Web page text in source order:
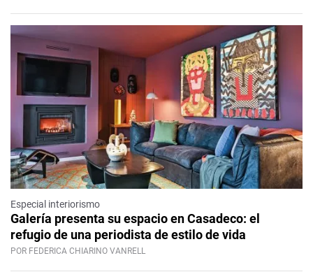
Especial interiorismo
Galería presenta su espacio en Casadeco: el
refugio de una periodista de estilo de vida
POR FEDERICA CHIARINO VANRELL